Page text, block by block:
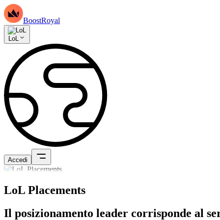
BoostRoyal
LoL
Accedi
LoL Placements
Il posizionamento leader corrisponde al